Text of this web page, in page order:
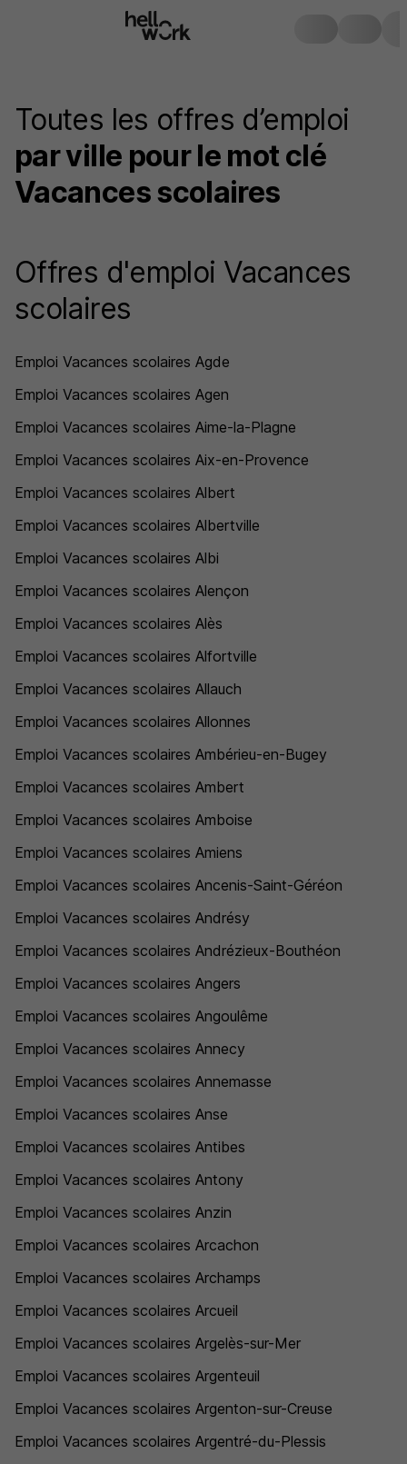
Toutes les offres d’emploi
par ville pour le mot clé
Vacances scolaires
Offres d'emploi Vacances
scolaires
Emploi Vacances scolaires Agde
Emploi Vacances scolaires Agen
Emploi Vacances scolaires Aime-la-Plagne
Emploi Vacances scolaires Aix-en-Provence
Emploi Vacances scolaires Albert
Emploi Vacances scolaires Albertville
Emploi Vacances scolaires Albi
Emploi Vacances scolaires Alençon
Emploi Vacances scolaires Alès
Emploi Vacances scolaires Alfortville
Emploi Vacances scolaires Allauch
Emploi Vacances scolaires Allonnes
Emploi Vacances scolaires Ambérieu-en-Bugey
Emploi Vacances scolaires Ambert
Emploi Vacances scolaires Amboise
Emploi Vacances scolaires Amiens
Emploi Vacances scolaires Ancenis-Saint-Géréon
Emploi Vacances scolaires Andrésy
Emploi Vacances scolaires Andrézieux-Bouthéon
Emploi Vacances scolaires Angers
Emploi Vacances scolaires Angoulême
Emploi Vacances scolaires Annecy
Emploi Vacances scolaires Annemasse
Emploi Vacances scolaires Anse
Emploi Vacances scolaires Antibes
Emploi Vacances scolaires Antony
Emploi Vacances scolaires Anzin
Emploi Vacances scolaires Arcachon
Emploi Vacances scolaires Archamps
Emploi Vacances scolaires Arcueil
Emploi Vacances scolaires Argelès-sur-Mer
Emploi Vacances scolaires Argenteuil
Emploi Vacances scolaires Argenton-sur-Creuse
Emploi Vacances scolaires Argentré-du-Plessis